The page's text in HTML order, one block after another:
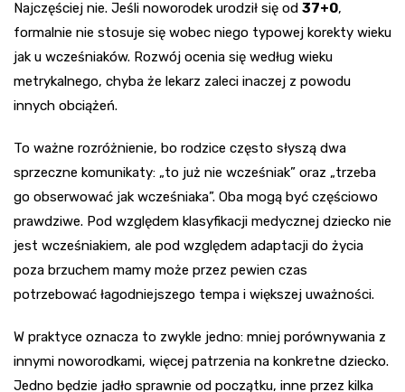
Najczęściej nie. Jeśli noworodek urodził się od 37+0,
formalnie nie stosuje się wobec niego typowej korekty wieku
jak u wcześniaków. Rozwój ocenia się według wieku
metrykalnego, chyba że lekarz zaleci inaczej z powodu
innych obciążeń.
To ważne rozróżnienie, bo rodzice często słyszą dwa
sprzeczne komunikaty: „to już nie wcześniak” oraz „trzeba
go obserwować jak wcześniaka”. Oba mogą być częściowo
prawdziwe. Pod względem klasyfikacji medycznej dziecko nie
jest wcześniakiem, ale pod względem adaptacji do życia
poza brzuchem mamy może przez pewien czas
potrzebować łagodniejszego tempa i większej uważności.
W praktyce oznacza to zwykle jedno: mniej porównywania z
innymi noworodkami, więcej patrzenia na konkretne dziecko.
Jedno będzie jadło sprawnie od początku, inne przez kilka